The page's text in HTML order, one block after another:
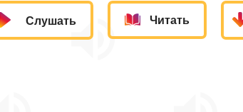
Слушать Читать